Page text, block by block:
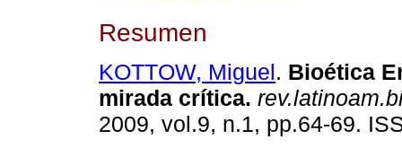
Resumen
KOTTOW, Miguel. Bioética
mirada crítica.
2009, vol.9, n.1, pp.64-69.